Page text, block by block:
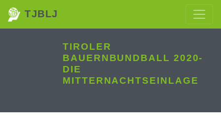
TJBLJ
TIROLER
BAUERNBUNDBALL 2020-
DIE
MITTERNACHTSEINLAGE